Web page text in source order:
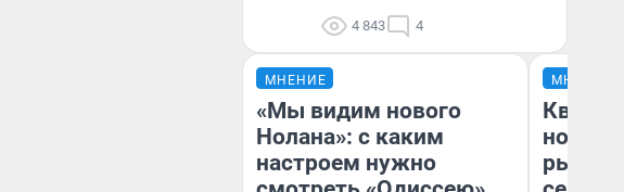
4 843 4
МНЕНИЕ
«Мы видим нового
Нолана»: с каким
настроем нужно
МНЕНИЕ
но
рынок